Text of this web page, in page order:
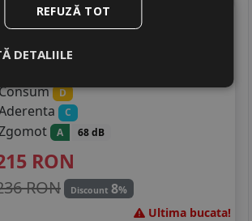
TaurusTouring ta
Turisme
D
C
A 68 dB
RON
RON Discount 8%
Ultima bucata!
REFUZĂ TOT
DETALIILE